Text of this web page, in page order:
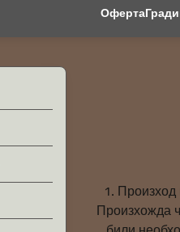
Оферта
1. Произход
Произхожда